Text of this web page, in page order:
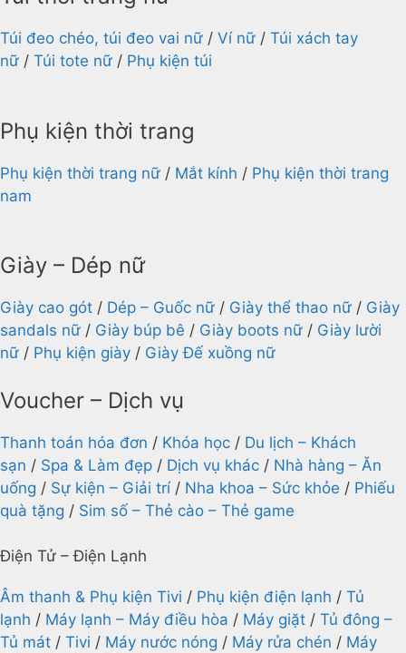
Túi đeo chéo, túi đeo vai nữ / Ví nữ / Túi xách tay
nữ / Túi tote nữ / Phụ kiện túi
Phụ kiện thời trang
Phụ kiện thời trang nữ / Mắt kính / Phụ kiện thời trang
nam
Giày – Dép nữ
Giày cao gót / Dép – Guốc nữ / Giày thể thao nữ / Giày
sandals nữ / Giày búp bê / Giày boots nữ / Giày lười
nữ / Phụ kiện giày / Giày Đế xuồng nữ
Voucher – Dịch vụ
Thanh toán hóa đơn / Khóa học / Du lịch – Khách
sạn / Spa & Làm đẹp / Dịch vụ khác / Nhà hàng – Ăn
uống / Sự kiện – Giải trí/ Nha khoa – Sức khỏe / Phiếu
quà tặng / Sim số – Thẻ cào – Thẻ game
Điện Tử – Điện Lạnh
Âm thanh & Phụ kiện Tivi / Phụ kiện điện lạnh / Tủ
lạnh / Máy lạnh – Máy điều hòa / Máy giặt / Tủ đông –
Tủ mát / Tivi / Máy nước nóng / Máy rửa chén / Máy